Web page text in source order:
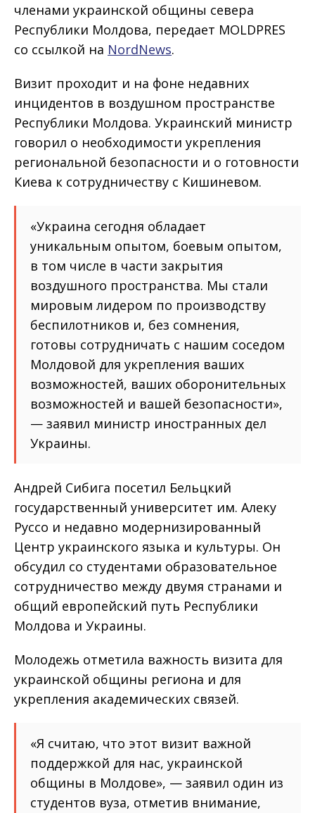
членами украинской общины севера
Республики Молдова, передает MOLDPRES
со ссылкой на NordNews.
Визит проходит и на фоне недавних
инцидентов в воздушном пространстве
Республики Молдова. Украинский министр
говорил о необходимости укрепления
региональной безопасности и о готовности
Киева к сотрудничеству с Кишиневом.
«Украина сегодня обладает
уникальным опытом, боевым опытом,
в том числе в части закрытия
воздушного пространства. Мы стали
мировым лидером по производству
беспилотников и, без сомнения,
готовы сотрудничать с нашим соседом
Молдовой для укрепления ваших
возможностей, ваших оборонительных
возможностей и вашей безопасности»,
— заявил министр иностранных дел
Украины.
Андрей Сибига посетил Бельцкий
государственный университет им. Алеку
Руссо и недавно модернизированный
Центр украинского языка и культуры. Он
обсудил со студентами образовательное
сотрудничество между двумя странами и
общий европейский путь Республики
Молдова и Украины.
Молодежь отметила важность визита для
украинской общины региона и для
укрепления академических связей.
«Я считаю, что этот визит важной
поддержкой для нас, украинской
общины в Молдове», — заявил один из
студентов вуза, отметив внимание,